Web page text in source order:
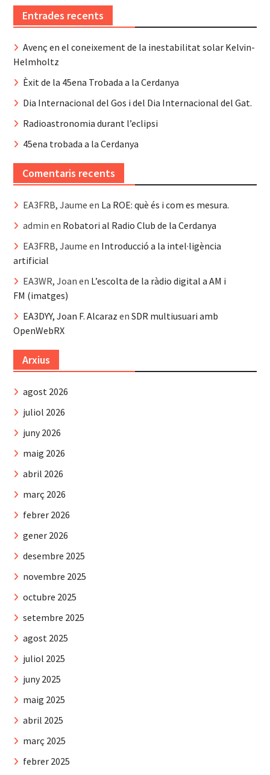
Entrades recents
Avenç en el coneixement de la inestabilitat solar Kelvin-
Helmholtz
Èxit de la 45ena Trobada a la Cerdanya
Dia Internacional del Gos i del Dia Internacional del Gat.
Radioastronomia durant l’eclipsi
45ena trobada a la Cerdanya
Comentaris recents
EA3FRB, Jaume en La ROE: què és i com es mesura.
admin en Robatori al Radio Club de la Cerdanya
EA3FRB, Jaume en Introducció a la intel·ligència
artificial
EA3WR, Joan en L’escolta de la ràdio digital a AM i
FM (imatges)
EA3DYY, Joan F. Alcaraz en SDR multiusuari amb
OpenWebRX
Arxius
agost 2026
juliol 2026
juny 2026
maig 2026
abril 2026
març 2026
febrer 2026
gener 2026
desembre 2025
novembre 2025
octubre 2025
setembre 2025
agost 2025
juliol 2025
juny 2025
maig 2025
abril 2025
març 2025
febrer 2025